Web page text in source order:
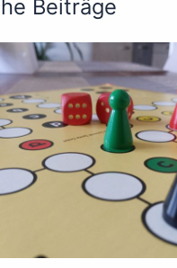
Beiträge